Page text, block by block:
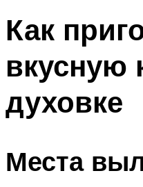
Как
вкусную
духовке
Места